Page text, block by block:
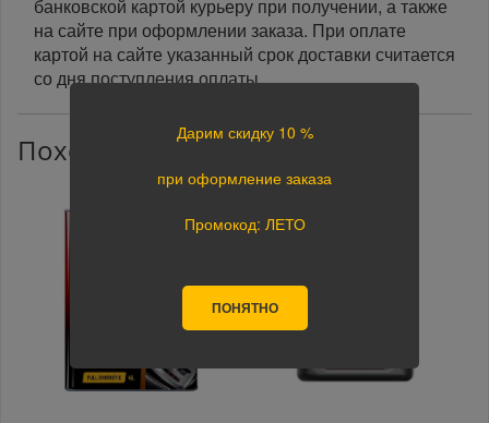
банковской картой курьеру при получении, а также
на сайте при оформлении заказа. При оплате
картой на сайте указанный срок доставки считается
со дня поступления оплаты.
Похожие товарыДарим скидку 10 %
при оформление заказа
Промокод: ЛЕТО
ПОНЯТНО